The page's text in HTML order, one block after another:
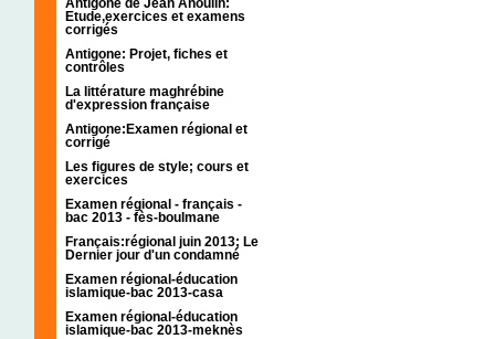
Antigone de Jean Anouilh:
Etude,exercices et examens
corrigés
Antigone: Projet, fiches et
contrôles
La littérature maghrébine
d'expression française
Antigone:Examen régional et
corrigé
Les figures de style; cours et
exercices
Examen régional - français -
bac 2013 - fès-boulmane
Français:régional juin 2013; Le
Dernier jour d'un condamné
Examen régional-éducation
islamique-bac 2013-casa
Examen régional-éducation
islamique-bac 2013-meknès